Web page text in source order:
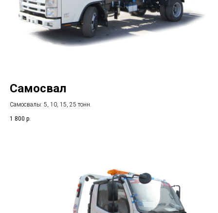
Самосвал
Самосвалы: 5, 10, 15, 25 тонн.
1 800 р.